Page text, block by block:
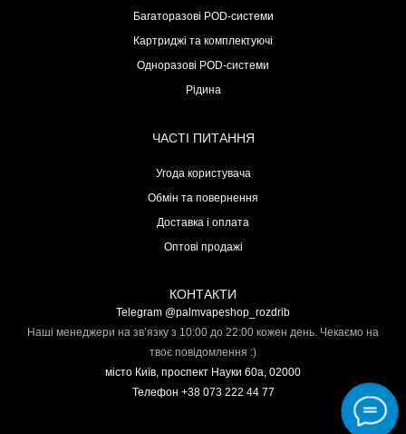
Багаторазові POD-системи
Картриджі та комплектуючі
Одноразові POD-системи
Рідина
ЧАСТІ ПИТАННЯ
Угода користувача
Обмін та повернення
Доставка і оплата
Оптові продажі
КОНТАКТИ
Telegram @palmvapeshop_rozdrib
Наші менеджери на зв’язку з 10:00 до 22:00 кожен день. Чекаємо на
твоє повідомлення :)
місто Київ, проспект Науки 60а, 02000
Телефон +38 073 222 44 77